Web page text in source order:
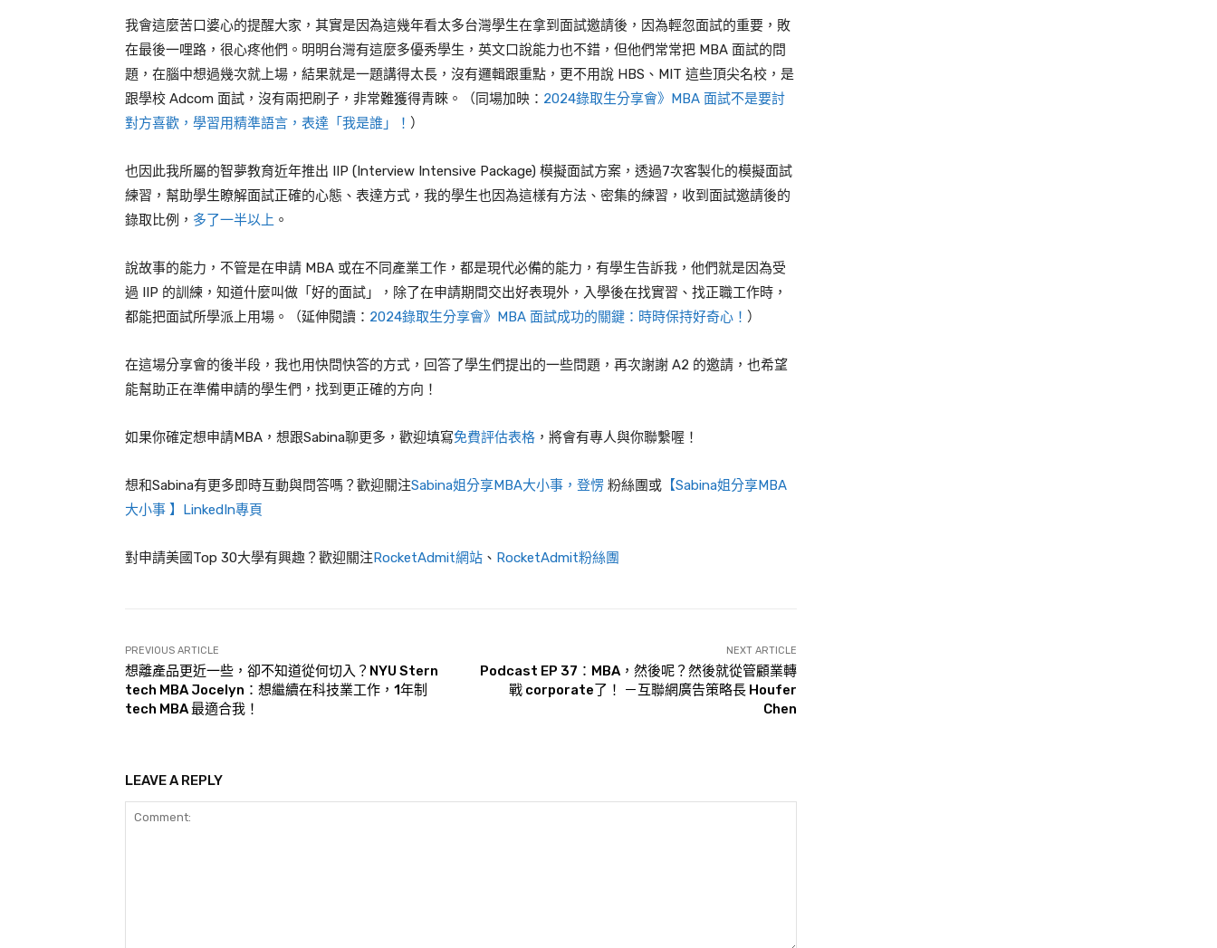
我會這麼苦口婆心的提醒大家，其實是因為這幾年看太多台灣學生在拿到面試邀請後，因為輕忽面試的重要，敗
在最後一哩路，很心疼他們。明明台灣有這麼多優秀學生，英文口說能力也不錯，但他們常常把 MBA 面試的問
題，在腦中想過幾次就上場，結果就是一題講得太長，沒有邏輯跟重點，更不用說 HBS 、 MIT 這些頂尖名校，是
跟學校 Adcom 面試，沒有兩把刷子，非常難獲得青睞。（同場加映： 2024錄取生分享會》MBA 面試不是要討
對方喜歡，學習用精準語言，表達「我是誰」！ ）
也因此我所屬的智夢教育近年推出 IIP (Interview Intensive Package) 模擬面試方案，透過7次客製化的模擬面試
練習，幫助學生瞭解面試正確的心態、表達方式，我的學生也因為這樣有方法、密集的練習，收到面試邀請後的
錄取比例， 多了一半以上 。
說故事的能力，不管是在申請 MBA 或在不同產業工作，都是現代必備的能力，有學生告訴我，他們就是因為受
過 IIP 的訓練，知道什麼叫做「好的面試」，除了在申請期間交出好表現外，入學後在找實習、找正職工作時，
都能把面試所學派上用場。（延伸閱讀： 2024錄取生分享會》MBA 面試成功的關鍵：時時保持好奇心！ ）
在這場分享會的後半段，我也用快問快答的方式，回答了學生們提出的一些問題，再次謝謝 A2 的邀請，也希望
能幫助正在準備申請的學生們，找到更正確的方向！
如果你確定想申請MBA，想跟Sabina聊更多，歡迎填寫免費評估表格 ，將會有專人與你聯繫喔！
想和Sabina有更多即時互動與問答嗎？歡迎關注Sabina姐分享MBA大小事，登愣 粉絲團或 【Sabina姐分享MBA
大小事 】LinkedIn專頁
對申請美國Top 30大學有興趣？歡迎關注 RocketAdmit網站 、 RocketAdmit粉絲團
PREVIOUS ARTICLE
想離產品更近一些，卻不知道從何切入？NYU Stern
tech MBA Jocelyn：想繼續在科技業工作，1年制
tech MBA 最適合我！
NEXT ARTICLE
Podcast EP 37：MBA，然後呢？然後就從管顧業轉
戰 corporate了！ －互聯網廣告策略長 Houfer
Chen
LEAVE A REPLY